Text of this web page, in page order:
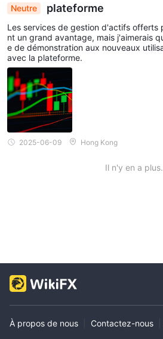
Neutre plateforme
Les services de gestion d'actifs offerts
nt un grand avantage, mais j'aimerais
e de démonstration aux nouveaux
avec la plateforme.
2025-06-09 Hong Kong
Il n'y en a plus.
À propos de nous Contactez-nous